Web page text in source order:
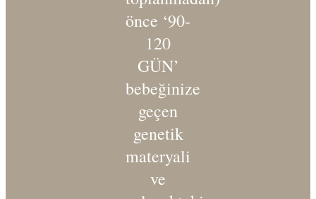
önce ‘90-
120
GÜN’
bebeğinize
geçen
genetik
materyali
ve